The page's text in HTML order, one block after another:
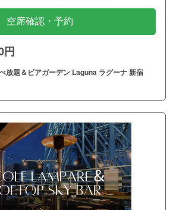
空席確認・予約
放題＆ビアガーデン Laguna ラグーナ 新宿